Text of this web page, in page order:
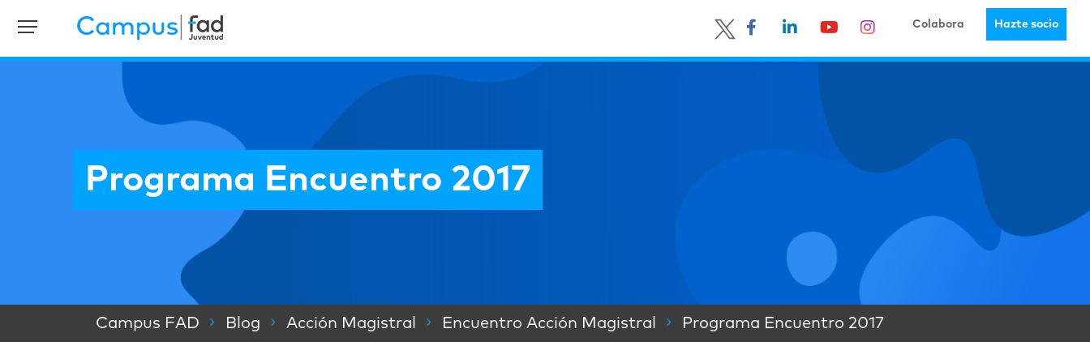
Colabora Hazte socio
Programa Encuentro 2017
Campus FAD Blog Acción Magistral Encuentro Acción Magistral Programa Encuentro 2017